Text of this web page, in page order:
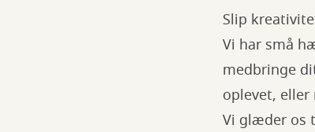
Slip
Vi har små
medbringe
oplevet,
Vi glæder os